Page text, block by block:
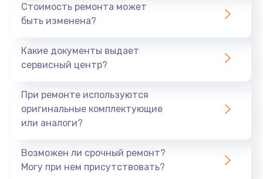
Комплексная чистка
Заказать
от 500 руб.
Стоимость ремонта может
быть изменена?
Какие документы выдает
сервисный центр?
При ремонте используются
оригинальные комплектующие
или аналоги?
Возможен ли срочный ремонт?
Могу при нем присутствовать?